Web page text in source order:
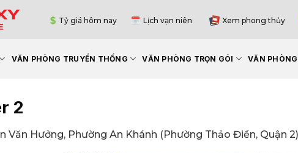
Tỷ giá hôm nay Lịch vạn niên Xem phong thủy
VĂN PHÒNG TRUYỀN THỐNG VĂN PHÒNG TRỌN GÓI VĂN
2
Văn Hưởng, Phường An Khánh (Phường Thảo Điền, Quận 2)